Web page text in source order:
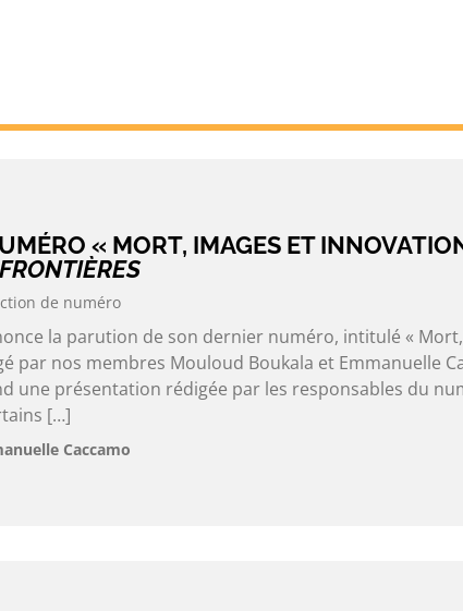
« MORT, IMAGES ET
FRONTIÈRES
de numéro
la parution de son dernier numéro, intitulé «
par nos membres Mouloud Boukala et Emmanuelle
une présentation rédigée par les responsables du
[…]
Caccamo